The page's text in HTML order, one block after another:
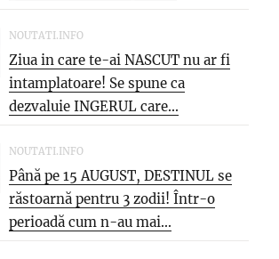
NOUTATI.INFO
Ziua in care te-ai NASCUT nu ar fi
intamplatoare! Se spune ca
dezvaluie INGERUL care...
NOUTATI.INFO
Până pe 15 AUGUST, DESTINUL se
răstoarnă pentru 3 zodii! Într-o
perioadă cum n-au mai...